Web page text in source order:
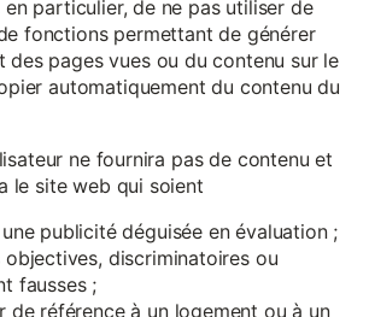
particulier, de ne pas utiliser de
fonctions permettant de générer
des pages vues ou du contenu sur le
automatiquement du contenu du
ne fournira pas de contenu et
le site web qui soient
publicité déguisée en évaluation ;
objectives, discriminatoires ou
fausses ;
de référence à un logement ou à un